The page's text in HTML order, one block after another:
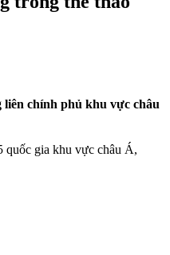
chính phủ khu vực châu
quốc gia khu vực châu Á,